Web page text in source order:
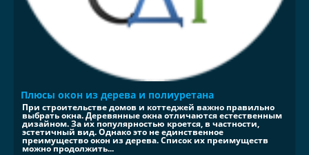
Плюсы окон из дерева и полиуретана
При строительстве домов и коттеджей важно правильно
выбрать окна. Деревянные окна отличаются естественным
дизайном. За их популярностью кроется, в частности,
эстетичный вид. Однако это не единственное
преимущество окон из дерева. Список их преимуществ
можно продолжить...